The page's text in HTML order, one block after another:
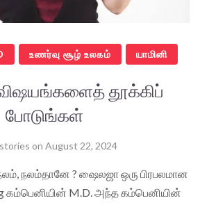
உணர்வு சூழ் உலகம் யாமினி
தூக்கிப்
போடுங்கள்
on August 22, 2024
நலம்தானே ? ஷைலஜா ஒரு பிரபலமான
கம்பெனியின் M.D. அந்த கம்பெனியின்